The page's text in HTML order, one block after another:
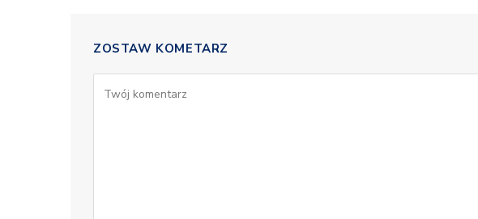
ZOSTAW KOMETARZ